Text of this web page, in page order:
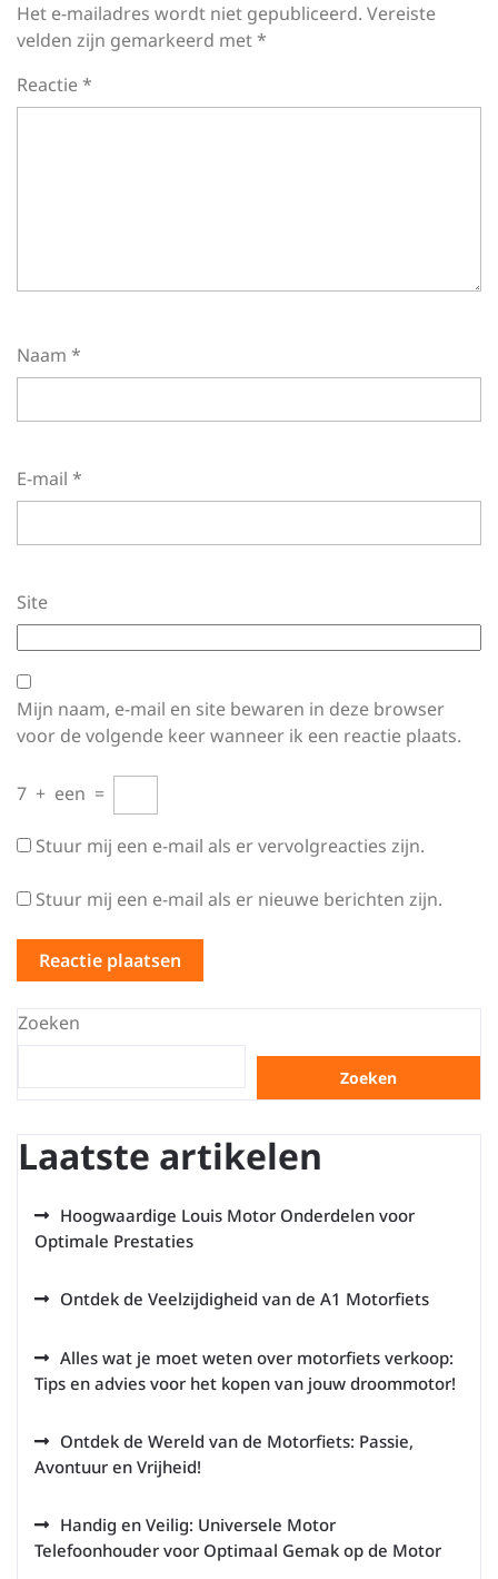
Het e-mailadres wordt niet gepubliceerd. Vereiste
velden zijn gemarkeerd met*
Reactie*
Naam *
E-mail *
Site
Mijn naam, e-mail en site bewaren in deze browser
voor de volgende keer wanneer ik een reactie plaats.
7 + een =
Stuur mij een e-mail als er vervolgreacties zijn.
Stuur mij een e-mail als er nieuwe berichten zijn.
Zoeken
Zoeken
Laatste artikelen
Hoogwaardige Louis Motor Onderdelen voor
Optimale Prestaties
Ontdek de Veelzijdigheid van de A1 Motorfiets
Alles wat je moet weten over motorfiets verkoop:
Tips en advies voor het kopen van jouw droommotor!
Ontdek de Wereld van de Motorfiets: Passie,
Avontuur en Vrijheid!
Handig en Veilig: Universele Motor
Telefoonhouder voor Optimaal Gemak op de Motor